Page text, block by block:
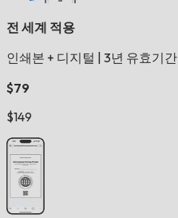
전 세계 적용
인쇄본 + 디지털
3년 유효기간
$79
$149